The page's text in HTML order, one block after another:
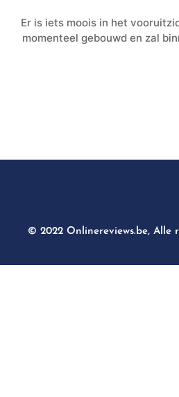
Er is iets moois in het
momenteel gebouwd en zal
© 2022 Onlinereviews.be, Alle